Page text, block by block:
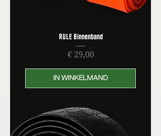
RULE Binnenband
Prijs
€ 29,00
IN WINKELMAND